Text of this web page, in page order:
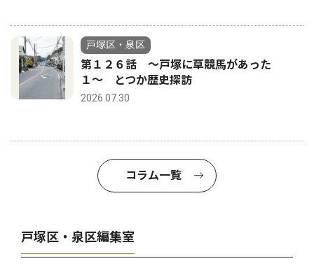
戸塚区・泉区
第１２６話 〜戸塚に草競馬があった
１〜 とつか歴史探訪
2026.07.30
コラム一覧
戸塚区・泉区編集室